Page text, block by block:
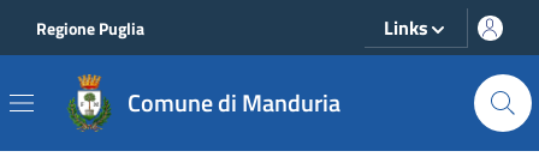
Regione Puglia Links
Comune di Manduria